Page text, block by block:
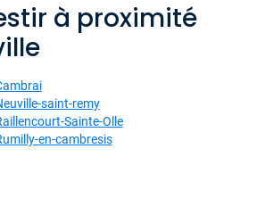
à proximité
saint-remy
Sainte-Olle
en-cambresis